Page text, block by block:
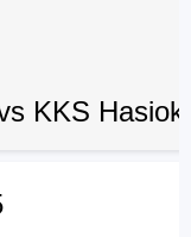
KKS Hasiok